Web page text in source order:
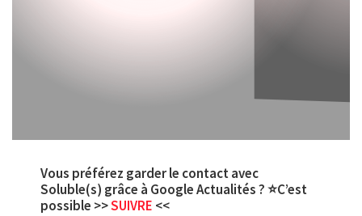
Vous préférez garder le contact avec
Soluble(s) grâce à Google Actualités ? ⭐C’est
possible >>SUIVRE <<